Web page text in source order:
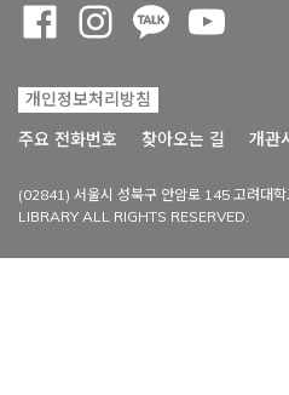
개인정보처리방침
주요 전화번호
찾아오는 길 개관
(02841) 서울시 성북구 안암로 145 고려대
LIBRARY ALL RIGHTS RESERVED.
Opens a new window
Opens a new
Opens a